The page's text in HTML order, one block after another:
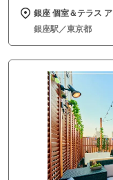
銀座 個室＆テラス
銀座駅／東京都